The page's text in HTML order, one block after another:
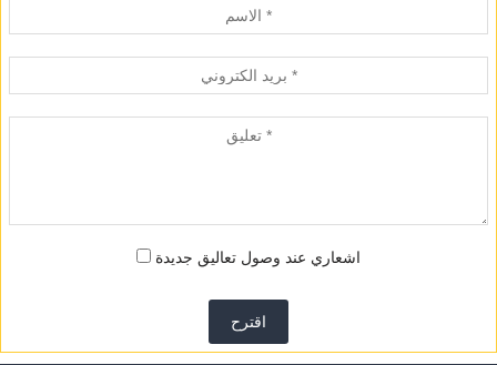
اشعاري عند وصول تعاليق جديدة
اقترح